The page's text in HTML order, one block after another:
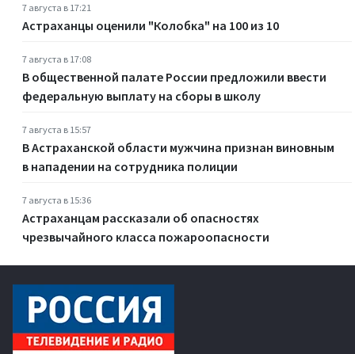
7 августа в 17:21
Астраханцы оценили "Колобка" на 100 из 10
7 августа в 17:08
В общественной палате России предложили ввести
федеральную выплату на сборы в школу
7 августа в 15:57
В Астраханской области мужчина признан виновным
в нападении на сотрудника полиции
7 августа в 15:36
Астраханцам рассказали об опасностях
чрезвычайного класса пожароопасности